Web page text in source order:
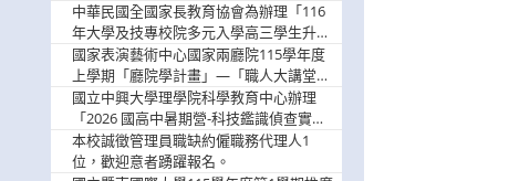
實施計畫」，鼓勵教師踴躍報名
中華民國全國家長教育協會為辦理「116
年大學及技專校院多元入學高三學生升學
輔導家長說明會」
國家表演藝術中心國家兩廳院115學年度
上學期「廳院學計畫」—「職人大講堂」
及「一日體驗課程」，鼓勵踴躍報名參
與。
國立中興大學理學院科學教育中心辦理
「2026 國高中暑期營-科技鑑識偵查實戰
營」活動資訊，鼓勵學生踴躍報名參加。
本校誠徵管理員職缺約僱職務代理人1
位，歡迎意者踴躍報名。